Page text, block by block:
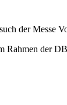
der Messe
Rahmen der DB